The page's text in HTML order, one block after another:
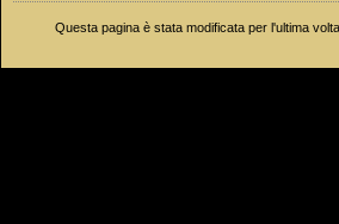
Questa pagina è stata modificata per l'ultima